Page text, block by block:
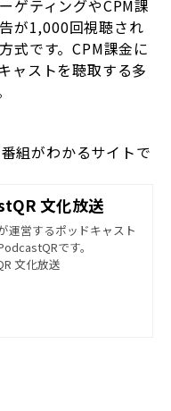
ゲティングやCPM課
が1,000回視聴され
式です。CPM課金に
ャストを聴取する多
組がわかるサイトで
文化放送
運営するポッドキャスト
です。
文化放送